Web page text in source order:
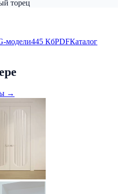
торец
модели445 КбPDFКаталог
→